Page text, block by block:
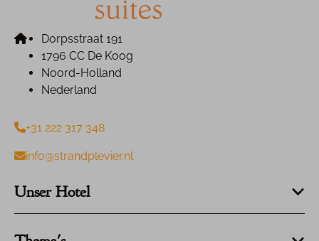
Dorpsstraat 191
1796 CC De Koog
Noord-Holland
Nederland
+31 222 317 348
info@strandplevier.nl
Unser Hotel